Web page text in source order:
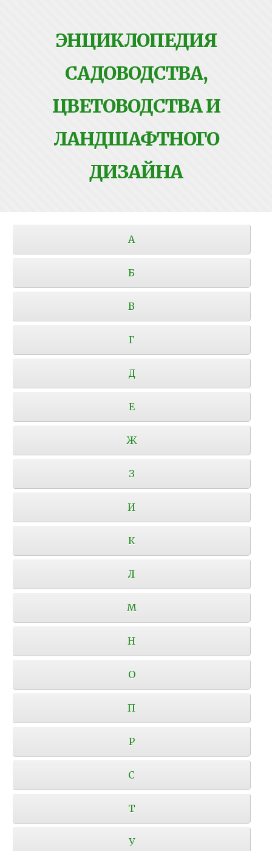
ЭНЦИКЛОПЕДИЯ
САДОВОДСТВА,
ЦВЕТОВОДСТВА И
ЛАНДШАФТНОГО
ДИЗАЙНА
А
Б
В
Г
Д
Е
Ж
З
И
К
Л
М
Н
О
П
Р
С
Т
У